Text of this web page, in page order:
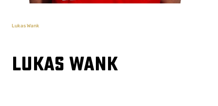
Lukas Wank
Lukas Wank